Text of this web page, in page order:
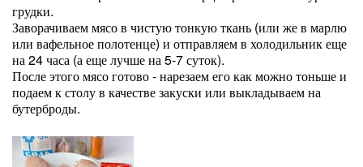
грудки.
Заворачиваем мясо в чистую тонкую ткань (или же в марлю
или вафельное полотенце) и отправляем в холодильник еще
на 24 часа (а еще лучше на 5-7 суток).
После этого мясо готово - нарезаем его как можно тоньше и
подаем к столу в качестве закуски или выкладываем на
бутерброды.